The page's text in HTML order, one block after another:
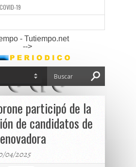
COVID-19
- Tutiempo.net
-->
participó de la
de candidatos de
04/2025